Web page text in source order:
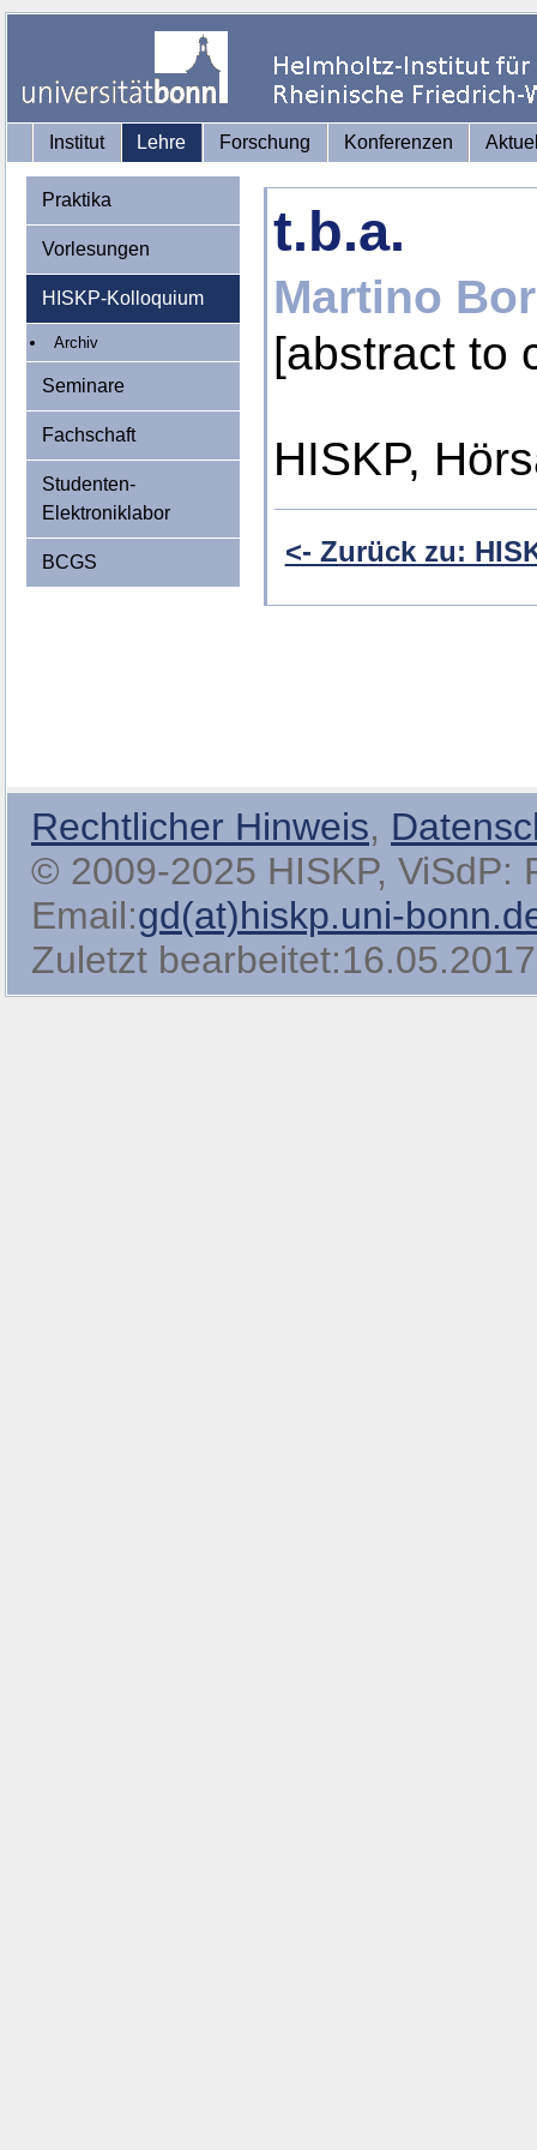
Institut Lehre Forschung Konferenzen
Praktika
Vorlesungen
HISKP-Kolloquium
Archiv
Seminare
Fachschaft
Studenten-
Elektroniklabor
BCGS
t.b.a.
Martino
[abstract to
HISKP,
<- Zurück zu:
Rechtlicher Hinweis,
© 2009-2025 HISKP, ViSdP:
Email:gd(at)hiskp.uni-
Zuletzt